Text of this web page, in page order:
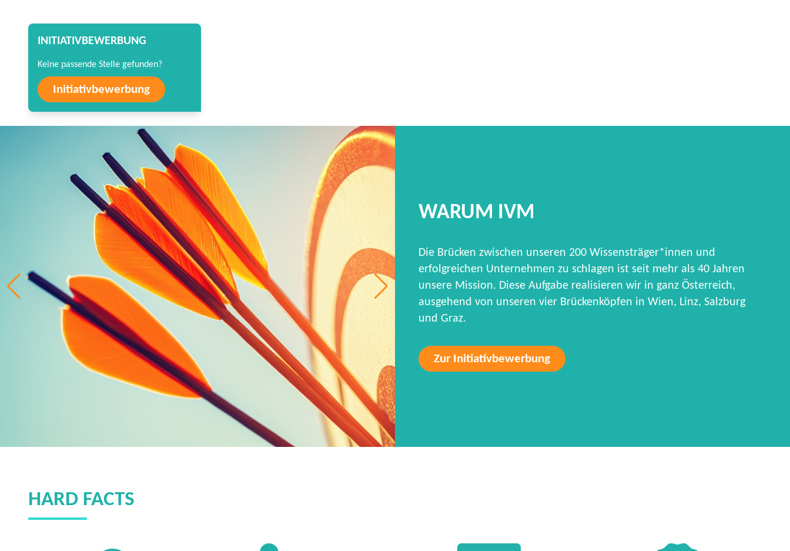
INITIATIVBEWERBUNG
Keine passende Stelle gefunden?
Initiativbewerbung
WARUM IVM
Die Brücken zwischen unseren 200 Wissensträger*innen und
erfolgreichen Unternehmen zu schlagen ist seit mehr als 40 Jahren
unsere Mission. Diese Aufgabe realisieren wir in ganz Österreich,
ausgehend von unseren vier Brückenköpfen in Wien, Linz, Salzburg
und Graz.
Zur Initiativbewerbung
HARD FACTS